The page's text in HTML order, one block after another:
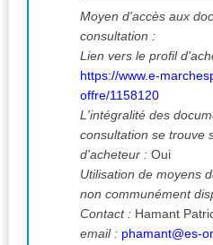
Moyen d'accès aux
consultation :
Lien vers le profil
https://www.e-
offre/1158120
L'intégralité des
consultation se trouve
d'acheteur : Oui
Utilisation de moyens
non communément
Contact : Hamant
email : phamant@es-